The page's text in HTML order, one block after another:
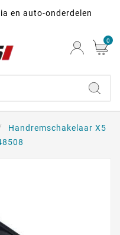
en auto-onderdelen
0
Handremschakelaar X5